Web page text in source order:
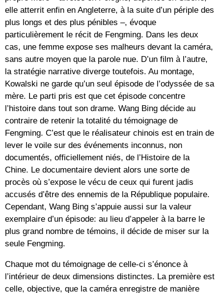
elle atterrit enfin en Angleterre, à la suite d’un périple des
plus longs et des plus pénibles –, évoque
particulièrement le récit de Fengming. Dans les deux
cas, une femme expose ses malheurs devant la caméra,
sans autre moyen que la parole nue. D’un film à l’autre,
la stratégie narrative diverge toutefois. Au montage,
Kowalski ne garde qu’un seul épisode de l’odyssée de sa
mère. Le parti pris est que cet épisode concentre
l’histoire dans tout son drame. Wang Bing décide au
contraire de retenir la totalité du témoignage de
Fengming. C’est que le réalisateur chinois est en train de
lever le voile sur des événements inconnus, non
documentés, officiellement niés, de l’Histoire de la
Chine. Le documentaire devient alors une sorte de
procès où s’expose le vécu de ceux qui furent jadis
accusés d’être des ennemis de la République populaire.
Cependant, Wang Bing s’appuie aussi sur la valeur
exemplaire d’un épisode: au lieu d’appeler à la barre le
plus grand nombre de témoins, il décide de miser sur la
seule Fengming.
Chaque mot du témoignage de celle-ci s’énonce à
l’intérieur de deux dimensions distinctes. La première est
celle, objective, que la caméra enregistre de manière